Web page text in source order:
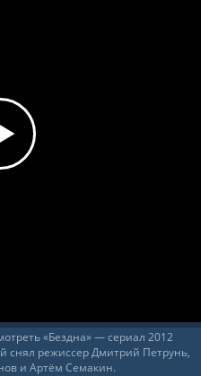
«Бездна» — сериал 2012
снял режиссер Дмитрий Петрунь,
и Артём Семакин.